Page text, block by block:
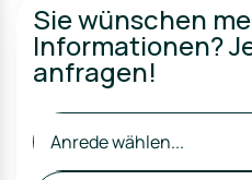
Sie wünschen
Informationen?
anfragen!
Anrede wählen...